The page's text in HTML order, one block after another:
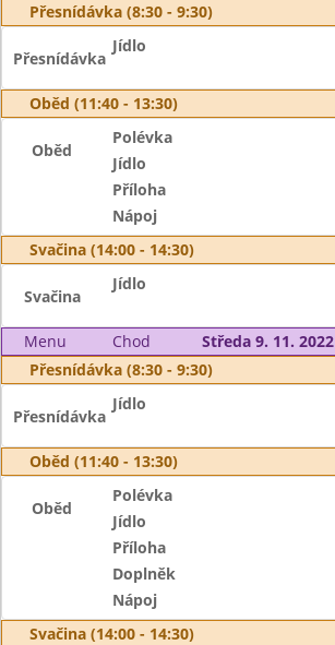
Přesnídávka (8:30 - 9:30)
Přesnídávka
Jídlo
Oběd (11:40 - 13:30)
Oběd
Polévka
Jídlo
Příloha
Nápoj
Svačina (14:00 - 14:30)
Svačina
Jídlo
Menu Chod
Středa 9. 11. 2022
Přesnídávka (8:30 - 9:30)
Přesnídávka
Jídlo
Oběd (11:40 - 13:30)
Oběd
Polévka
Jídlo
Příloha
Doplněk
Nápoj
Svačina (14:00 - 14:30)